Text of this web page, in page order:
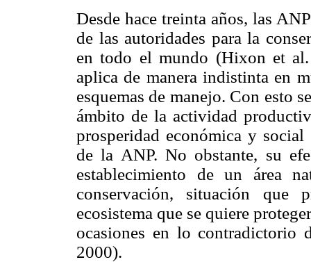
Desde hace treinta años, las
de las autoridades para la
en todo el mundo (Hixon et
aplica de manera indistinta en
esquemas de manejo. Con esto
ámbito de la actividad
prosperidad económica y
de la ANP. No obstante, su
establecimiento de un área
conservación, situación que
ecosistema que se quiere
ocasiones en lo contradictorio
2000).